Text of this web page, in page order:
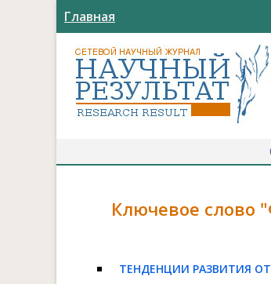
Главная
Ключевое слово
ТЕНДЕНЦИИ РАЗВИТИЯ